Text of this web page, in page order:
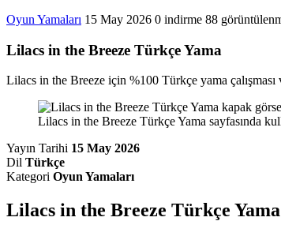
Oyun Yamaları 15 May 2026 0 indirme 88
Lilacs in the Breeze Türkçe Yama
Lilacs in the Breeze için %100 Türkçe yama
Lilacs in the Breeze Türkçe Yama sayfasında
Yayın Tarihi 15 May 2026
Dil Türkçe
Kategori Oyun Yamaları
Lilacs in the Breeze Türkçe Yama